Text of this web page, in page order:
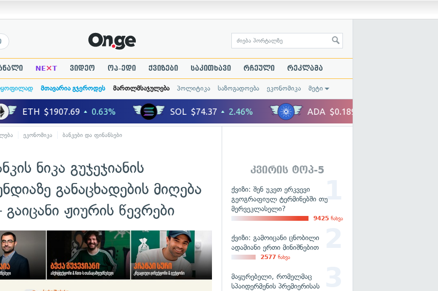
NE×T ვიდეო ოპ-ედი ქვიზები საკითხავი რჩეული რეკლამა
მთავარია გჯეროდეს მართლმსაჯულება პოლიტიკა საზოგადოება ეკონომიკა მეტი
ეკონომიკა ბანკები და ფინანსები
ნიკა გუჯეჯიანის
განაცხადების მიღება
ჟიურის წევრები
კვირის ტოპ-5
ქვიზი: შენ უკეთ ერკვევი
გეოგრაფიულ ტერმინებში თუ
მერვეკლასელი?
9425 ნახვა
ქვიზი: გამოიცანი ცნობილი
ადამიანი ერთი მინიშნებით
2577 ნახვა
მაყურებელი, რომელმაც
სპაიდერმენის პრემიერისას